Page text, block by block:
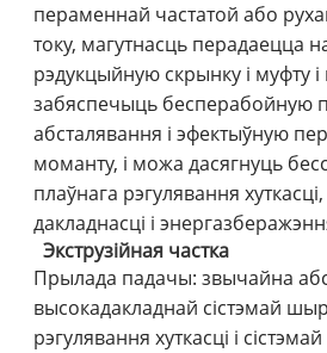
пераменнай частатой або
току, магутнасць перадаецца
рэдукцыйную скрынку і муфту і
забяспечыць бесперабойную
абсталявання і эфектыўную
моманту, і можа дасягнуць
плаўнага рэгулявання
дакладнасці і
Экструзійная частка
Прылада падачы: звычайна
высокадакладнай сістэмай
рэгулявання хуткасці і